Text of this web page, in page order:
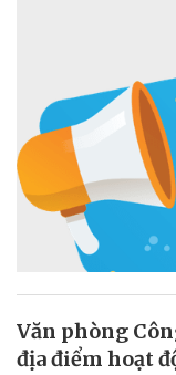
Văn phòng
địa điểm hoạt